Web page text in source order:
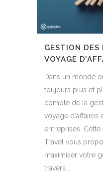
GESTION DES
VOYAGE
Dans un monde
toujours plus et
compte de la
voyage d'affaires
entreprises.
Travel vous
maximiser votre
travers...